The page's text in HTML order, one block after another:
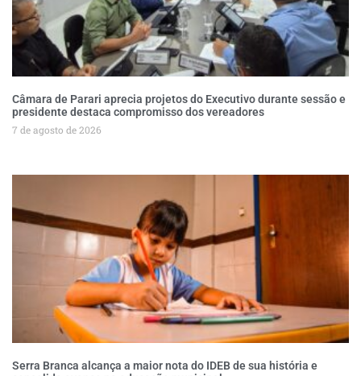
Câmara de Parari aprecia projetos do Executivo durante sessão e
presidente destaca compromisso dos vereadores
7 de agosto de 2026
Serra Branca alcança a maior nota do IDEB de sua história e